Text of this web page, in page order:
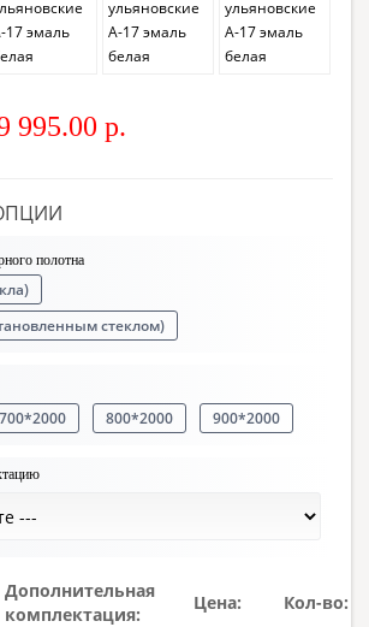
995.00 р.
полотна
стеклом)
700*2000 800*2000 900*2000
Дополнительная
комплектация:
Цена: Кол-во: